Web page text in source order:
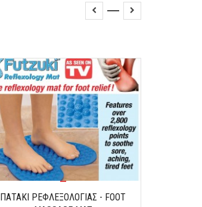
ΠΑΤΑΚΙ ΡΕΦΛΕΞΟΛΟΓΙΑΣ - FOOT